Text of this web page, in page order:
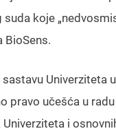
koje
BioSens.
Univerziteta
pravo učešća u
i